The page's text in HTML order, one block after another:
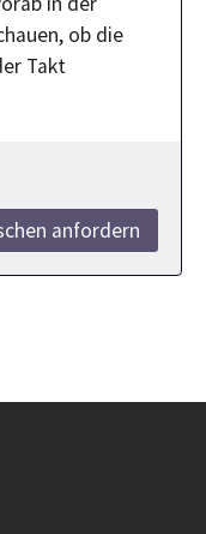
ob die
Takt
anfordern